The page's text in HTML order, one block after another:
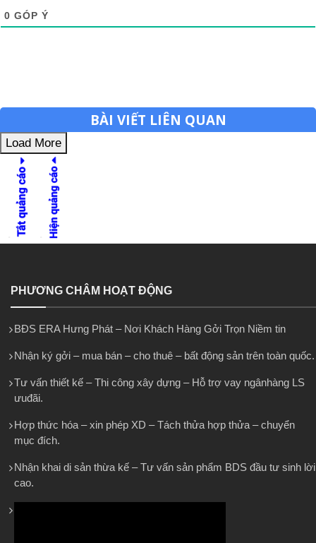
0 GÓP Ý
BÀI VIẾT LIÊN QUAN
Load More
PHƯƠNG CHÂM HOẠT ĐỘNG
BĐS ERA Hưng Phát – Nơi Khách Hàng Gởi Trọn Niềm tin
Nhận ký gởi – mua bán – cho thuê – bất động sản trên toàn quốc.
Tư vấn thiết kế – Thi công xây dựng – Hỗ trợ vay ngânhàng LS
ưuđãi.
Hợp thức hóa – xin phép XD – Tách thửa hợp thửa – chuyển
mục đích.
Nhận khai di sản thừa kế – Tư vấn sản phẩm BDS đầu tư sinh lời
cao.